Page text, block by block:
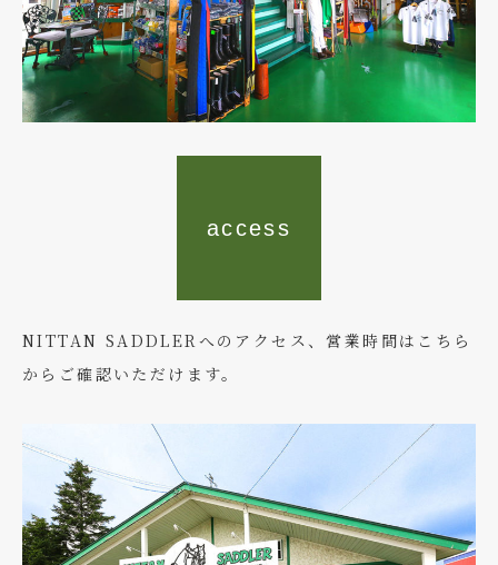
product
access
NITTAN SADDLERへのアクセス、営業時間はこちら
からご確認いただけます。